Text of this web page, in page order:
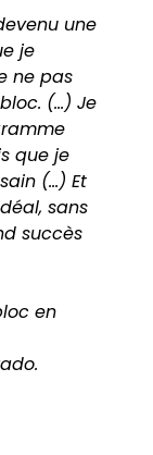
une
je
ne pas
(…) Je
que je
(…) Et
sans
succès
en